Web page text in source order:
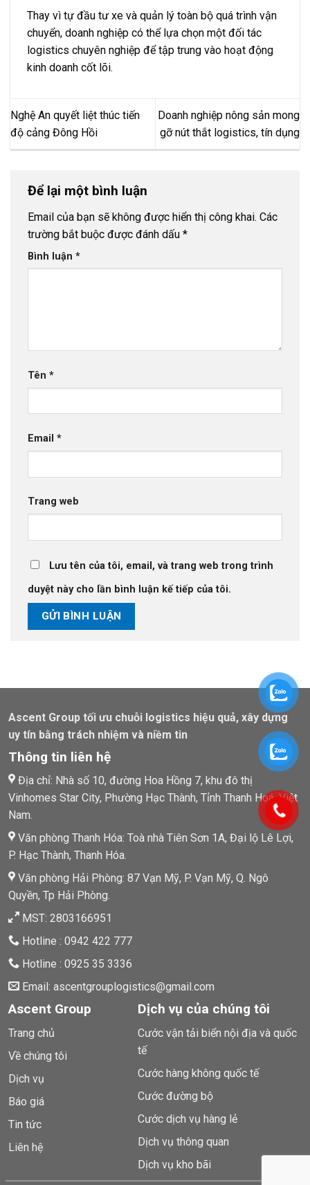
Thay vì tự đầu tư xe và quản lý toàn bộ quá trình vận
chuyển, doanh nghiệp có thể lựa chọn một đối tác
logistics chuyên nghiệp để tập trung vào hoạt động
kinh doanh cốt lõi.
Nghệ An quyết liệt thúc tiến
độ cảng Đông Hồi
Doanh nghiệp nông sản mong
gỡ nút thắt logistics, tín dụng
Để lại một bình luận
Email của bạn sẽ không được hiển thị công khai. Các
trường bắt buộc được đánh dấu *
Bình luận *
Tên *
Email *
Trang web
Lưu tên của tôi, email, và trang web trong trình
duyệt này cho lần bình luận kế tiếp của tôi.
Ascent Group tối ưu chuỗi logistics hiệu quả, xây dựng
uy tín bằng trách nhiệm và niềm tin
Thông tin liên hệ
Địa chỉ: Nhà số 10, đường Hoa Hồng 7, khu đô thị
Vinhomes Star City, Phường Hạc Thành, Tỉnh Thanh Hoá, Việt
Nam.
Văn phòng Thanh Hóa: Toà nhà Tiên Sơn 1A, Đại lộ Lê Lợi,
P. Hạc Thành, Thanh Hóa.
Văn phòng Hải Phòng: 87 Vạn Mỹ, P. Vạn Mỹ, Q. Ngô
Quyền, Tp Hải Phòng.
MST: 2803166951
Hotline : 0942 422 777
Hotline : 0925 35 3336
Email: ascentgrouplogistics@gmail.com
Ascent Group
Trang chủ
Về chúng tôi
Dịch vụ
Báo giá
Tin tức
Liên hệ
Dịch vụ của chúng tôi
Cước vận tải biển nội địa và quốc
tế
Cước hàng không quốc tế
Cước đường bộ
Cước dịch vụ hàng lẻ
Dịch vụ thông quan
Dịch vụ kho bãi